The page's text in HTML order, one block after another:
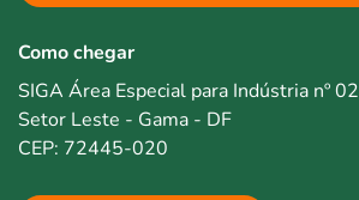
Como chegar
SIGA Área Especial para Indústria nº 02
Setor Leste - Gama - DF
CEP: 72445-020